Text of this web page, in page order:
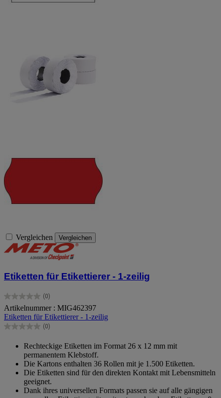
Vergleichen Vergleichen
Etiketten für Etikettierer - 1-zeilig
(0)
0.0
von
5
Sternen.
Artikelnummer : MIG462397
Etiketten für Etikettierer - 1-zeilig
(0)
0.0
Sternen.
Rechteckige Etiketten im Format 26 x 12 mm mit
permanentem Klebstoff.
Die Kartons enthalten 36 Rollen mit je 1.500 Etiketten.
Die Etiketten sind für den direkten Kontakt mit Lebensmitteln
geeignet.
Dank ihres universellen Formats passen sie auf alle gängigen